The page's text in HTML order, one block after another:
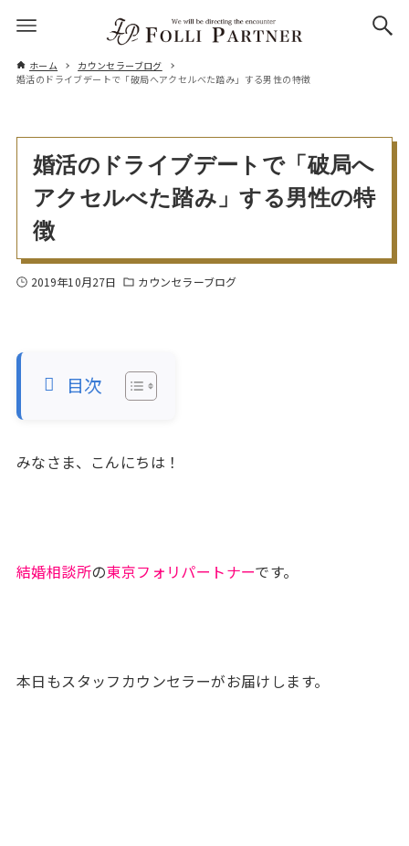
ホーム
カウンセラーブログ
婚活のドライブデートで「破局へアクセルべた踏み」する男性の特徴
婚活のドライブデートで「破局へ
アクセルべた踏み」する男性の特
徴
2019年10月27日 カウンセラーブログ
目次
みなさま、こんにちは！
結婚相談所の東京フォリパートナーです。
本日もスタッフカウンセラーがお届けします。